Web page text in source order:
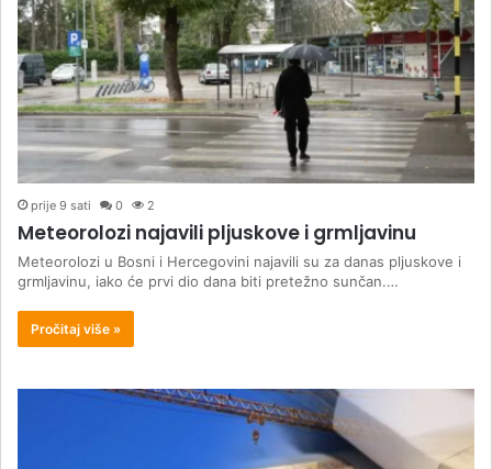
prije 9 sati 0 2
Meteorolozi najavili pljuskove i grmljavinu
Meteorolozi u Bosni i Hercegovini najavili su za danas pljuskove i
grmljavinu, iako će prvi dio dana biti pretežno sunčan.…
Pročitaj više »